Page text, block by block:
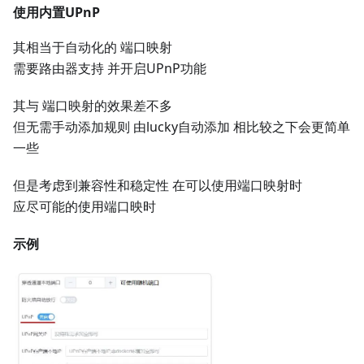
使用内置UPnP
其相当于自动化的 端口映射
需要路由器支持 并开启UPnP功能
其与 端口映射的效果差不多
但无需手动添加规则 由lucky自动添加 相比较之下会更简单
一些
但是考虑到兼容性和稳定性 在可以使用端口映射时
应尽可能的使用端口映时
示例